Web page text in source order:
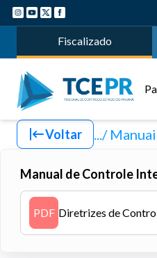
Fiscalizado
Voltar .../
Manual de Controle
PDF Diretrizes de